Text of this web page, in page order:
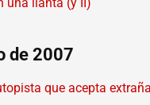
de 2007
que acepta